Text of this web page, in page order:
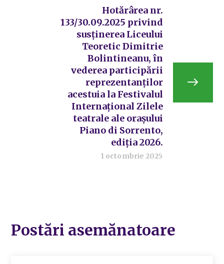
Hotărârea nr.
133/30.09.2025 privind
susținerea Liceului
Teoretic Dimitrie
Bolintineanu, în
vederea participării
reprezentanților
acestuia la Festivalul
Internațional Zilele
teatrale ale orașului
Piano di Sorrento,
ediția 2026.
1 octombrie 2025
Postări asemănatoare